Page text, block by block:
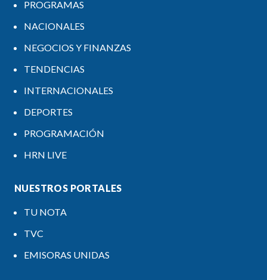
PROGRAMAS
NACIONALES
NEGOCIOS Y FINANZAS
TENDENCIAS
INTERNACIONALES
DEPORTES
PROGRAMACIÓN
HRN LIVE
NUESTROS PORTALES
TU NOTA
TVC
EMISORAS UNIDAS